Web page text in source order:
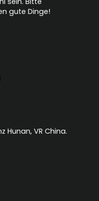
gute Dinge!
Hunan, VR China.